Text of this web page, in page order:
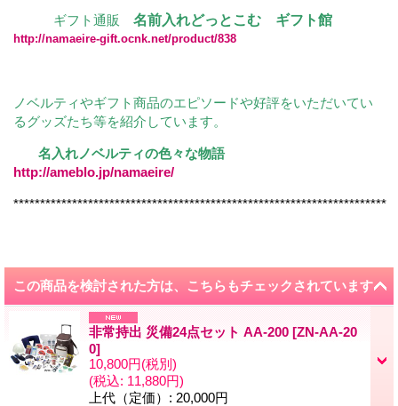
ギフト通販 名前入れどっとこむ ギフト館
http://namaeire-gift.ocnk.net/product/838
ノベルティやギフト商品のエピソードや好評をいただいてい
るグッズたち等を紹介しています。
名入れノベルティの色々な物語
http://ameblo.jp/namaeire/
**********************************************************************
この商品を検討された方は、こちらもチェックされています
非常持出 災備24点セット AA-200 [ZN-AA-20
0]
10,800円(税別)
(税込: 11,880円)
上代（定価） : 20,000円